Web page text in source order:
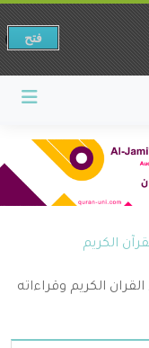
الكريم
الكريم وقراءاته
فتح